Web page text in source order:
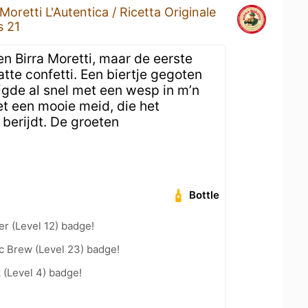
L'Autentica / Ricetta Originale
21
Birra Moretti, maar de eerste
confetti. Een biertje gegoten
al snel met een wesp in m’n
een mooie meid, die het
De groeten
Bottle
(Level 12) badge!
Brew (Level 23) badge!
4) badge!